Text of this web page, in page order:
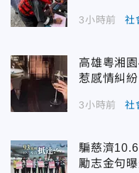
3小時前 社
高雄粵湘
惹感情糾紛
3小時前 社
騙慈濟
勵志金句曝